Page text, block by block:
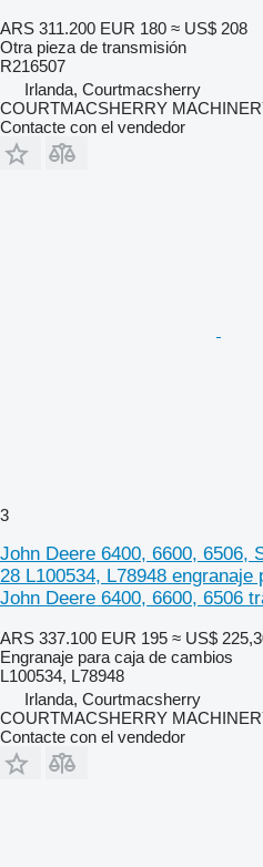
ARS 311.200 EUR 180 ≈ US$ 208
Otra pieza de transmisión
R216507
Irlanda, Courtmacsherry
COURTMACSHERRY
Contacte con el vendedor
3
John Deere 6400, 6600, 6506,
28 L100534, L78948
John Deere 6400, 6600, 6506
ARS 337.100 EUR 195 ≈ US$
Engranaje para caja de cambios
L100534, L78948
Irlanda, Courtmacsherry
COURTMACSHERRY
Contacte con el vendedor